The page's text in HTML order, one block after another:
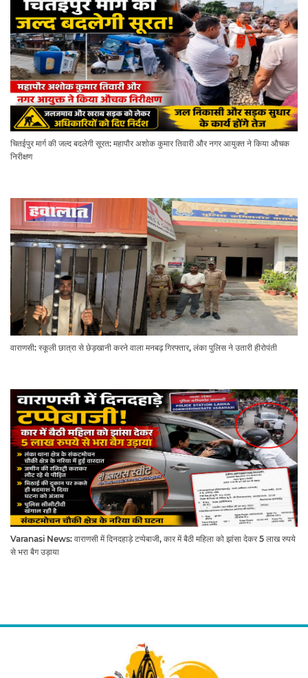
चितईपुर मार्ग की जल्द बदलेगी सूरत: महापौर अशोक कुमार तिवारी और नगर आयुक्त ने किया औचक
निरीक्षण
वाराणसी: स्कूली छात्रा से छेड़खानी करने वाला मनबढ़ गिरफ्तार, लंका पुलिस ने उतारी हीरोपंती
Varanasi News: वाराणसी में दिनदहाड़े टप्पेबाजी, कार में बैठी महिला को झांसा देकर 5 लाख रुपये
से भरा बैग उड़ाया